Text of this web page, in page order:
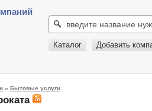
Каталог Добавить
» Бытовые услуги